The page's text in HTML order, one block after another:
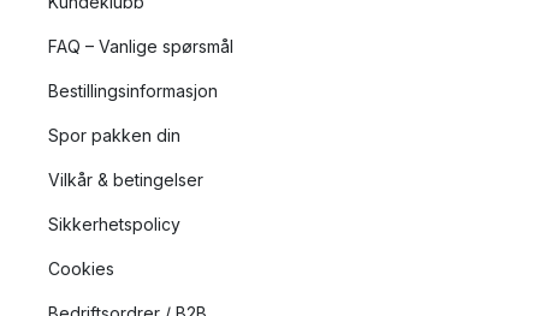
FAQ – Vanlige spørsmål
Bestillingsinformasjon
Spor pakken din
Vilkår & betingelser
Sikkerhetspolicy
Cookies